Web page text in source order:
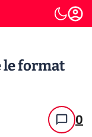
le format
0